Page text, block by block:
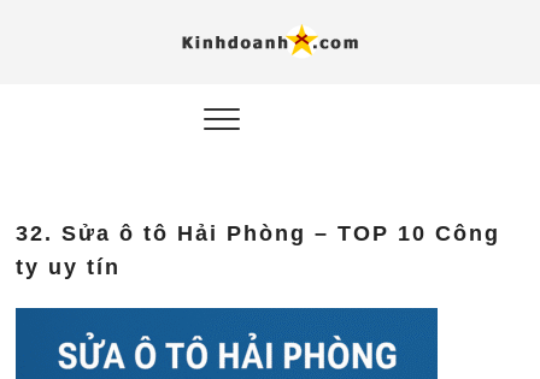
AI
32. Sửa ô tô Hải Phòng – TOP 10 Công
ty uy tín